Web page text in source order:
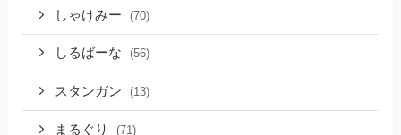
しゃけみー (70)
しるばーな (56)
スタンガン (13)
まるぐり (71)